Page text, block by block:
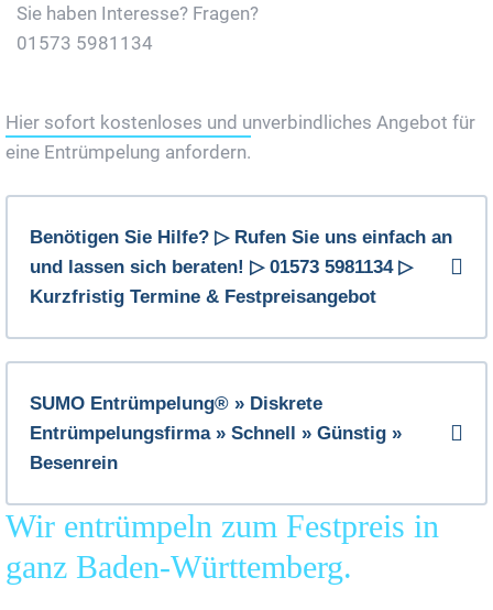
Sie haben Interesse? Fragen?
01573 5981134
Hier sofort kostenloses und unverbindliches Angebot für
eine Entrümpelung anfordern.
Benötigen Sie Hilfe? ▷ Rufen Sie uns einfach an
und lassen sich beraten! ▷ 01573 5981134 ▷
Kurzfristig Termine & Festpreisangebot
SUMO Entrümpelung® » Diskrete
Entrümpelungsfirma » Schnell » Günstig »
Besenrein
Wir entrümpeln zum Festpreis in
ganz Baden-Württemberg.